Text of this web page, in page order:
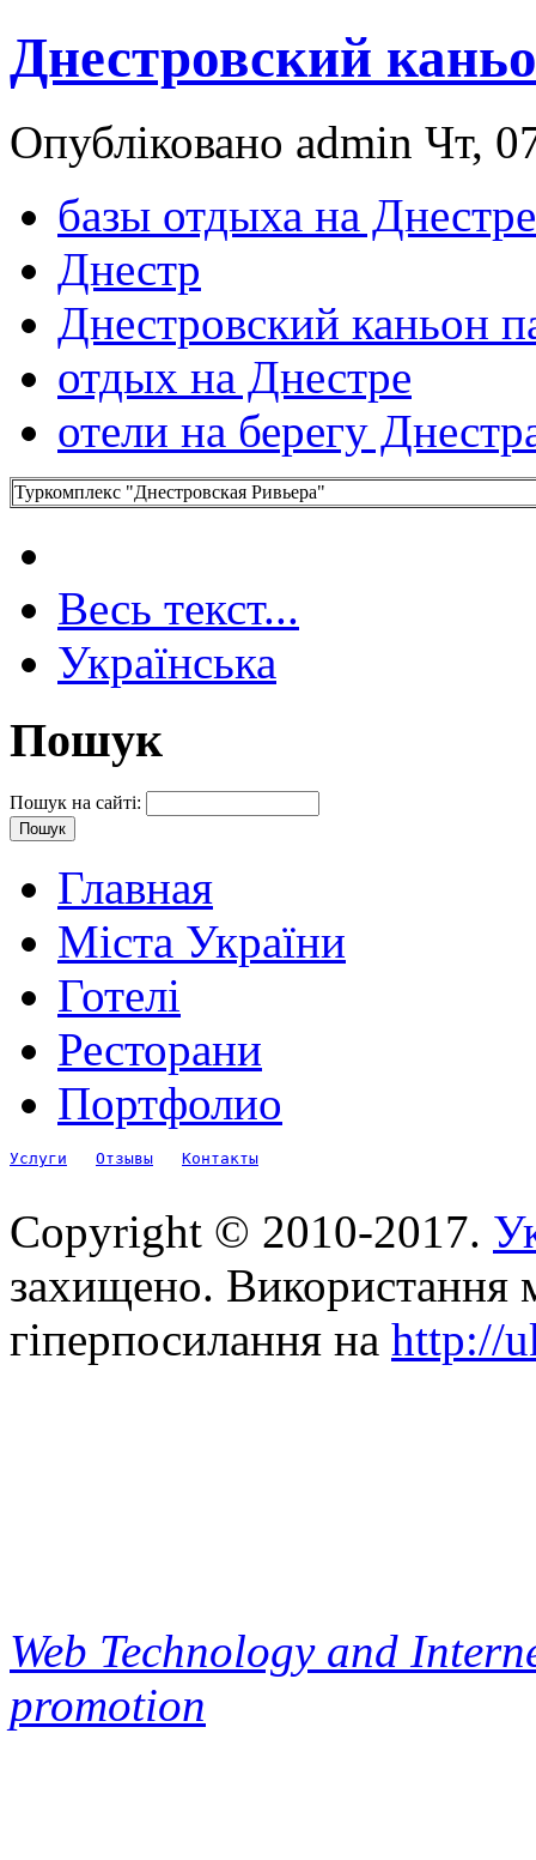
Днестровский
Опубліковано admin Чт,
базы отдыха на Днестре
Днестр
Днестровский каньон
отдых на Днестре
отели на берегу
Туркомплекс "Днестровская Ривьера"
Весь текст...
Українська
Пошук
Пошук на сайті:
Главная
Міста України
Готелі
Ресторани
Портфолио
Услуги Отзывы Контакты
Copyright © 2010-2017.
захищено. Використання
гіперпосилання на http://
Web Technology and
promotion